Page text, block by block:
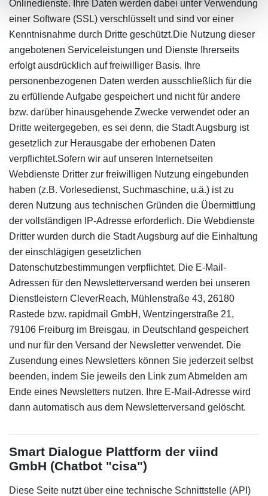
Onlinedienste. Ihre Daten werden dabei unter Verwendung
einer Software (SSL) verschlüsselt und sind vor einer
Kenntnisnahme durch Dritte geschützt.Die Nutzung dieser
angebotenen Serviceleistungen und Dienste Ihrerseits
erfolgt ausdrücklich auf freiwilliger Basis. Ihre
personenbezogenen Daten werden ausschließlich für die
zu erfüllende Aufgabe gespeichert und nicht für andere
bzw. darüber hinausgehende Zwecke verwendet oder an
Dritte weitergegeben, es sei denn, die Stadt Augsburg ist
gesetzlich zur Herausgabe der erhobenen Daten
verpflichtet.Sofern wir auf unseren Internetseiten
Webdienste Dritter zur freiwilligen Nutzung eingebunden
haben (z.B. Vorlesedienst, Suchmaschine, u.ä.) ist zu
deren Nutzung aus technischen Gründen die Übermittlung
der vollständigen IP-Adresse erforderlich. Die Webdienste
Dritter wurden durch die Stadt Augsburg auf die Einhaltung
der einschlägigen gesetzlichen
Datenschutzbestimmungen verpflichtet. Die E-Mail-
Adressen für den Newsletterversand werden bei unseren
Dienstleistern CleverReach, Mühlenstraße 43, 26180
Rastede bzw. rapidmail GmbH, Wentzingerstraße 21,
79106 Freiburg im Breisgau, in Deutschland gespeichert
und nur für den Versand der Newsletter verwendet. Die
Zusendung eines Newsletters können Sie jederzeit selbst
beenden, indem Sie jeweils den Link zum Abmelden am
Ende eines Newsletters nutzen. Ihre E-Mail-Adresse wird
dann automatisch aus dem Newsletterversand gelöscht.
Smart Dialogue Plattform der viind
GmbH (Chatbot "cisa")
Diese Seite nutzt über eine technische Schnittstelle (API)